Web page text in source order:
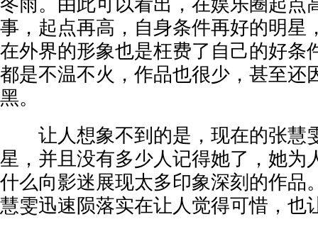
冬雨。由此可以看出，在娱乐圈起点
事，起点再高，自身条件再好的明星
在外界的形象也是枉费了自己的好条
都是不温不火，作品也很少，甚至还
黑。
让人想象不到的是，现在的张慧
星，并且没有多少人记得她了，她为
什么向影迷展现太多印象深刻的作品
慧雯迅速陨落实在让人觉得可惜，也